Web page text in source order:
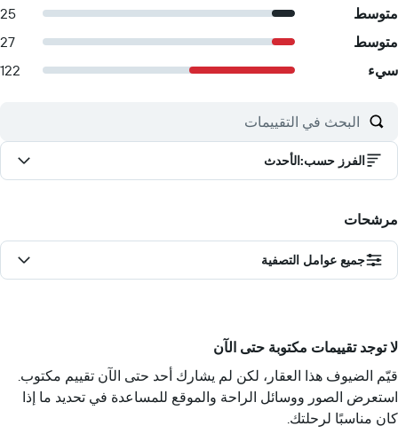
متوسط
25
متوسط
27
سيء
122
الفرز حسب:الأحدث
مرشحات
جميع عوامل التصفية
لا توجد تقييمات مكتوبة حتى الآن
قيّم الضيوف هذا العقار، لكن لم يشارك أحد حتى الآن تقييم مكتوب.
استعرض الصور ووسائل الراحة والموقع للمساعدة في تحديد ما إذا
كان مناسبًا لرحلتك.